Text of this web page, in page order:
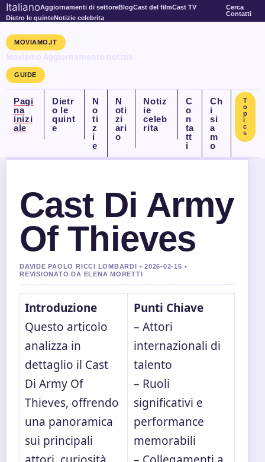
ItalianoAggiornamenti di settoreBlogCast del filmCast TV
Dietro le quinteNotizie celebrita
Cerca
Contatti
MOVIAMO.IT
Moviamo Aggiornamento notizie
GUIDE
Pagi
na
inizi
ale
Dietr
o le
quint
e
N
o
ti
z
i
e
N
oti
zi
ari
o
Notiz
ie
celeb
rita
C
o
n
ta
tt
i
Ch
i
si
a
m
o
T
o
p
i
c
s
Cast Di Army
Of Thieves
DAVIDE PAOLO RICCI LOMBARDI • 2026-02-15 •
REVISIONATO DA ELENA MORETTI
Introduzione
Questo articolo
analizza in
dettaglio il Cast
Di Army Of
Thieves, offrendo
una panoramica
sui principali
Punti Chiave
– Attori
internazionali di
talento
– Ruoli
significativi e
performance
memorabili